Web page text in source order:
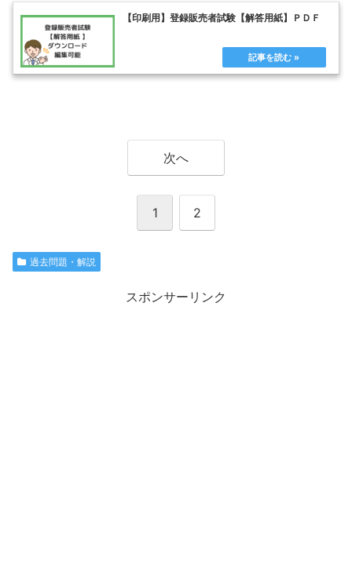
【印刷用】登録販売者試験【解答用紙】ＰＤＦ
次へ
1 2
過去問題・解説
スポンサーリンク